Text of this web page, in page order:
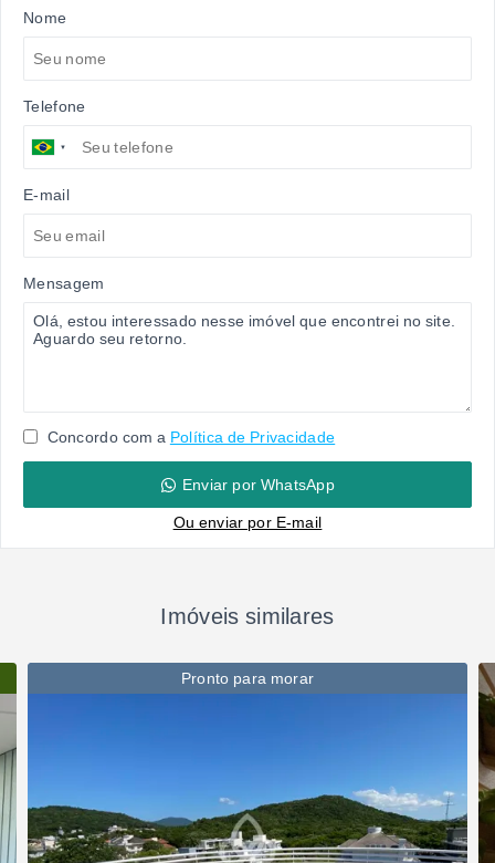
Nome
Telefone
E-mail
Mensagem
Concordo com a Política de Privacidade
Enviar por WhatsApp
Ou enviar por E-mail
Imóveis similares
Pronto para morar